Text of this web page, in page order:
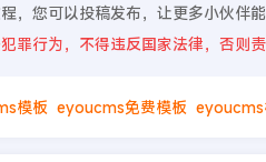
，您可以投稿发布，让更多小伙伴
罪行为，不得违反国家法律，否则
模板 eyoucms免费模板 eyoucms